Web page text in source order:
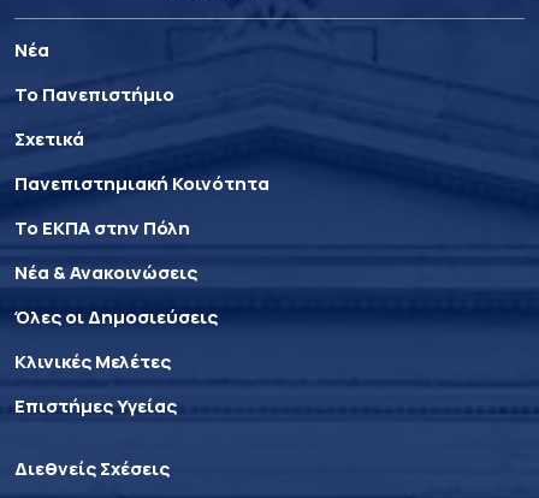
Νέα
Το Πανεπιστήμιο
Σχετικά
Πανεπιστημιακή Κοινότητα
Το ΕΚΠΑ στην Πόλη
Νέα & Ανακοινώσεις
Όλες οι Δημοσιεύσεις
Κλινικές Μελέτες
Επιστήμες Υγείας
Διεθνείς Σχέσεις